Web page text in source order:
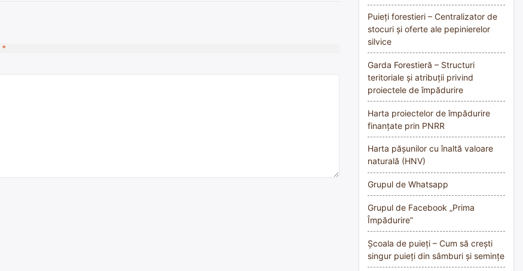
*
Puieți forestieri – Centralizator de
stocuri și oferte ale pepinierelor
silvice
Garda Forestieră – Structuri
teritoriale și atribuții privind
proiectele de împădurire
Harta proiectelor de împădurire
finanțate prin PNRR
Harta pășunilor cu înaltă valoare
naturală (HNV)
Grupul de Whatsapp
Grupul de Facebook „Prima
Împădurire”
Școala de puieți – Cum să crești
singur puieți din sâmburi și semințe